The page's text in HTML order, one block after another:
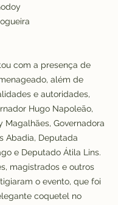
Jane Godoy
Nogueira
com a presença de
além de
e autoridades,
Hugo Napoleão,
Magalhães, Governadora
Abadia, Deputada
e Deputado Átila Lins.
magistrados e outros
o evento, que foi
coquetel no